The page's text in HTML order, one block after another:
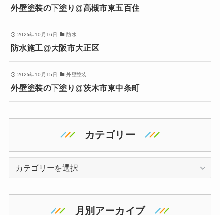
外壁塗装の下塗り@高槻市東五百住
2025年10月16日 防水
防水施工@大阪市大正区
2025年10月15日 外壁塗装
外壁塗装の下塗り@茨木市東中条町
カテゴリー
月別アーカイブ